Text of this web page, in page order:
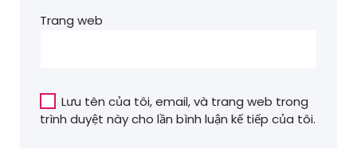
Trang web
Lưu tên của tôi, email, và trang web trong
trình duyệt này cho lần bình luận kế tiếp của tôi.